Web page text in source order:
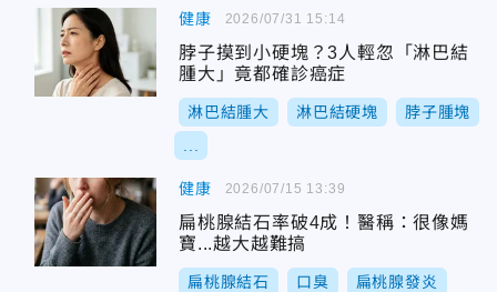
健康
脖子摸到小硬塊？3人輕忽「淋巴結
腫大」竟都確診癌症
淋巴結腫大 淋巴結硬塊 脖子腫塊
2026/07/31 15:14
健康
扁桃腺結石率破4成！醫稱：很像媽
寶...越大越難搞
扁桃腺結石 口臭 扁桃腺發炎
2026/07/15 13:39